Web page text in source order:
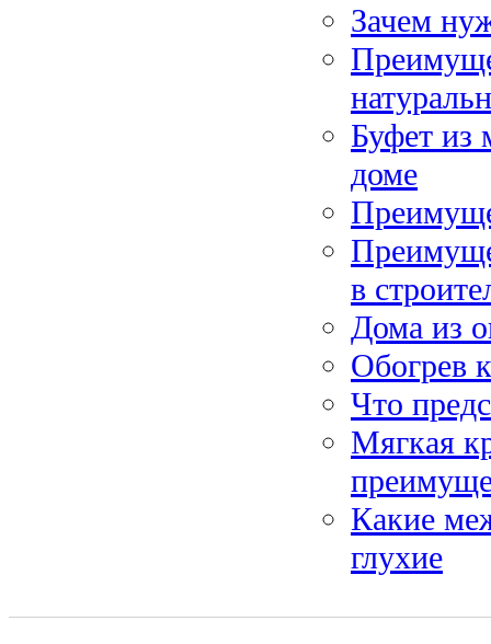
Зачем
Буфет из
доме
в
Дома из
Обогрев
Что
Мягкая
Какие
глухие